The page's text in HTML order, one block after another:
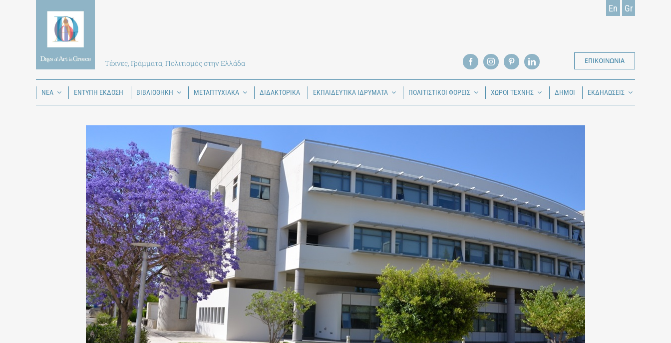
Τέχνες, Γράμματα, Πολιτισμός στην Ελλάδα
En Gr
ΕΠΙΚΟΙΝΩΝΙΑ
ΝΕΑ ΕΝΤΥΠΗ ΕΚΔΟΣΗ ΒΙΒΛΙΟΘΗΚΗ ΜΕΤΑΠΤΥΧΙΑΚΑ ΔΙΔΑΚΤΟΡΙΚΑ ΕΚΠΑΙΔΕΥΤΙΚΑ ΙΔΡΥΜΑΤΑ ΠΟΛΙΤΙΣΤΙΚΟΙ ΦΟΡΕΙΣ ΧΩΡΟΙ ΤΕΧΝΗΣ ΔΗΜΟΙ ΕΚΔΗΛΩΣΕΙΣ